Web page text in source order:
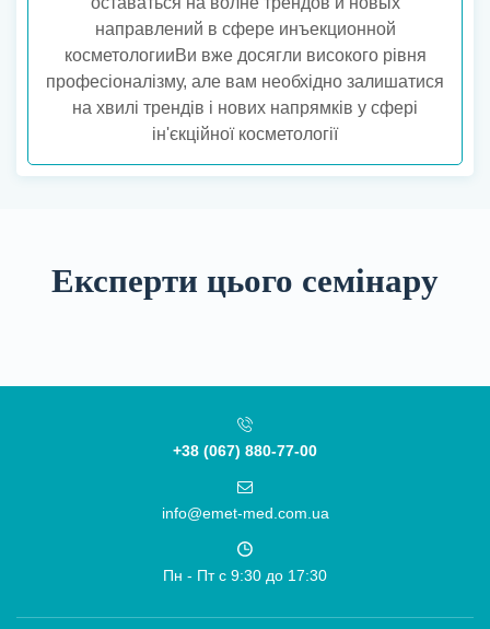
направлений в сфере инъекционной
косметологииВи вже досягли високого рівня
професіоналізму, але вам необхідно залишатися
на хвилі трендів і нових напрямків у сфері
ін'єкційної косметології
Експерти цього семінару
+38 (067) 880-77-00
info@emet-med.com.ua
Пн - Пт c 9:30 до 17:30